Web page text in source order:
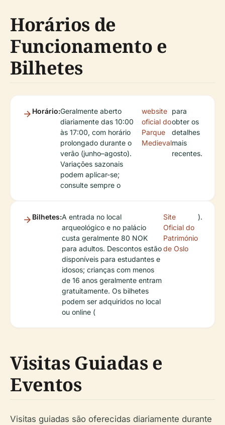
Horários de
Funcionamento e
Bilhetes
Horário:Geralmente aberto
diariamente das 10:00
às 17:00, com horário
prolongado durante o
verão (junho–agosto).
Variações sazonais
podem aplicar-se;
consulte sempre o
website
oficial do
Parque
Medieval
para
obter os
detalhes
mais
recentes.
Bilhetes:A entrada no local
arqueológico e no palácio
custa geralmente 80 NOK
para adultos. Descontos estão
disponíveis para estudantes e
idosos; crianças com menos
de 16 anos geralmente entram
gratuitamente. Os bilhetes
podem ser adquiridos no local
ou online (
Site
Oficial do
Património
de Oslo
).
Visitas Guiadas e
Eventos
Visitas guiadas são oferecidas diariamente durante